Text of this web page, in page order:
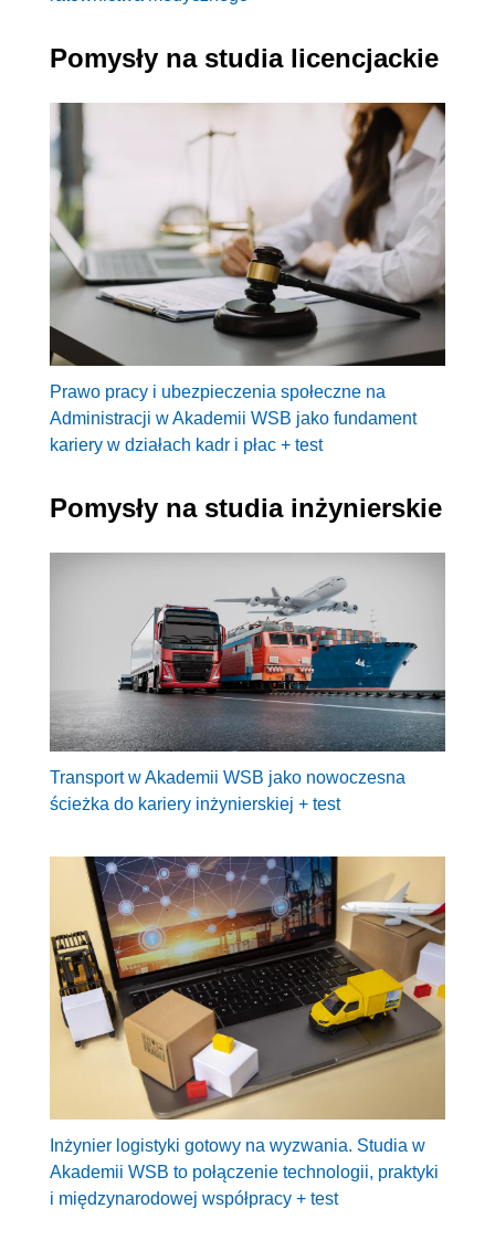
Pomysły na studia licencjackie
Prawo pracy i ubezpieczenia społeczne na
Administracji w Akademii WSB jako fundament
kariery w działach kadr i płac + test
Pomysły na studia inżynierskie
Transport w Akademii WSB jako nowoczesna
ścieżka do kariery inżynierskiej + test
Inżynier logistyki gotowy na wyzwania. Studia w
Akademii WSB to połączenie technologii, praktyki
i międzynarodowej współpracy + test